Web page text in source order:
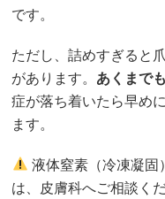
です。
ただし、詰めすぎると
があります。 あくまで
症が落ち着いたら早め
ます。
液体窒素（冷凍凝固
は、皮膚科へご相談く